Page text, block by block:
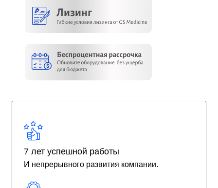
7 лет успешной работы
И непрерывного развития компании.